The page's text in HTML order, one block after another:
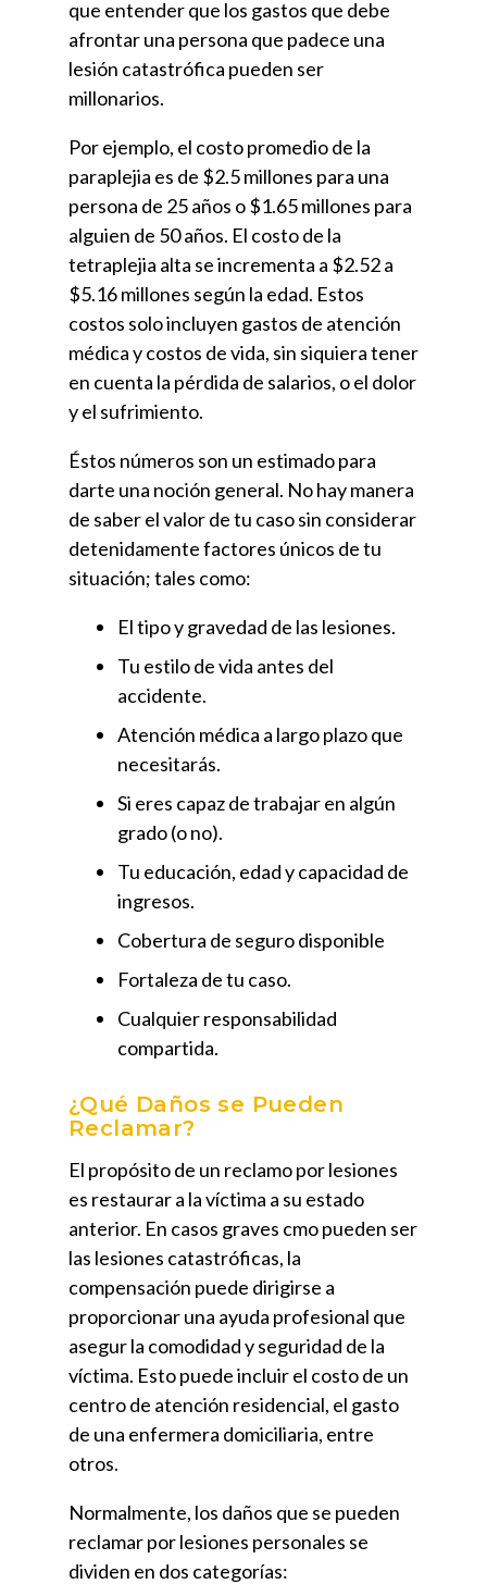
que entender que los gastos que debe
afrontar una persona que padece una
lesión catastrófica pueden ser
millonarios.
Por ejemplo, el costo promedio de la
paraplejia es de $2.5 millones para una
persona de 25 años o $1.65 millones para
alguien de 50 años. El costo de la
tetraplejia alta se incrementa a $2.52 a
$5.16 millones según la edad. Estos
costos solo incluyen gastos de atención
médica y costos de vida, sin siquiera tener
en cuenta la pérdida de salarios, o el dolor
y el sufrimiento.
Éstos números son un estimado para
darte una noción general. No hay manera
de saber el valor de tu caso sin considerar
detenidamente factores únicos de tu
situación; tales como:
El tipo y gravedad de las lesiones.
Tu estilo de vida antes del
accidente.
Atención médica a largo plazo que
necesitarás.
Si eres capaz de trabajar en algún
grado (o no).
Tu educación, edad y capacidad de
ingresos.
Cobertura de seguro disponible
Fortaleza de tu caso.
Cualquier responsabilidad
compartida.
¿Qué Daños se Pueden
Reclamar?
El propósito de un reclamo por lesiones
es restaurar a la víctima a su estado
anterior. En casos graves cmo pueden ser
las lesiones catastróficas, la
compensación puede dirigirse a
proporcionar una ayuda profesional que
asegur la comodidad y seguridad de la
víctima. Esto puede incluir el costo de un
centro de atención residencial, el gasto
de una enfermera domiciliaria, entre
otros.
Normalmente, los daños que se pueden
reclamar por lesiones personales se
dividen en dos categorías: